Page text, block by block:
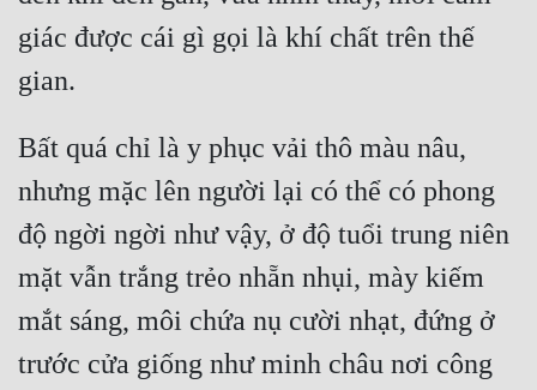
giác được cái gì gọi là khí chất trên thế
Bất quá chỉ là y phục vải thô màu nâu,
nhưng mặc lên người lại có thể có phong
độ ngời ngời như vậy, ở độ tuổi trung niên
mặt vẫn trắng trẻo nhẵn nhụi, mày kiếm
mắt sáng, môi chứa nụ cười nhạt, đứng ở
trước cửa giống như minh châu nơi công